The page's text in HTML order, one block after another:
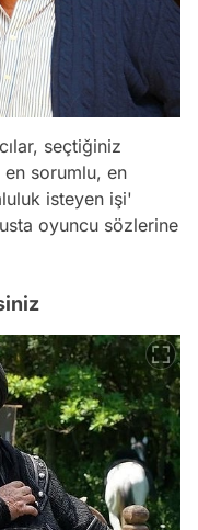
seçtiğiniz
sorumlu, en
isteyen işi'
oyuncu sözlerine